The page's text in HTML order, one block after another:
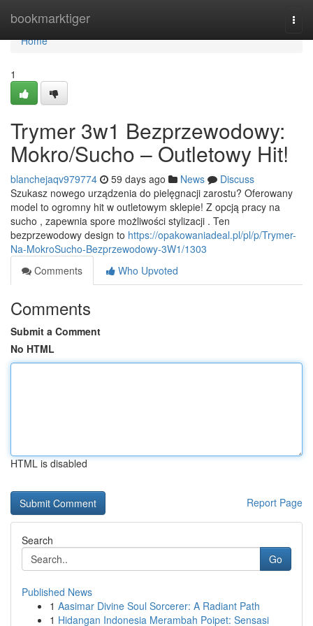
bookmarktiger
Home
Home
1
Trymer 3w1 Bezprzewodowy:
Mokro/Sucho – Outletowy Hit!
blanchejaqv979774 59 days ago News
Discuss
Szukasz nowego urządzenia do pielęgnacji zarostu? Oferowany
model to ogromny hit w outletowym sklepie! Z opcją pracy na
sucho , zapewnia spore możliwości stylizacji . Ten
bezprzewodowy design to https://opakowaniadeal.pl/pl/p/Trymer-
Na-MokroSucho-Bezprzewodowy-3W1/1303
Comments
Who Upvoted
Comments
Submit a Comment
No HTML
HTML is disabled
Report Page
Search
Go
Published News
1 Aasimar Divine Soul Sorcerer: A Radiant Path
1 Hidangan Indonesia Merambah Poipet: Sensasi